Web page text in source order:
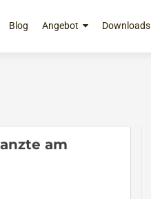
Blog Angebot Downloads
am